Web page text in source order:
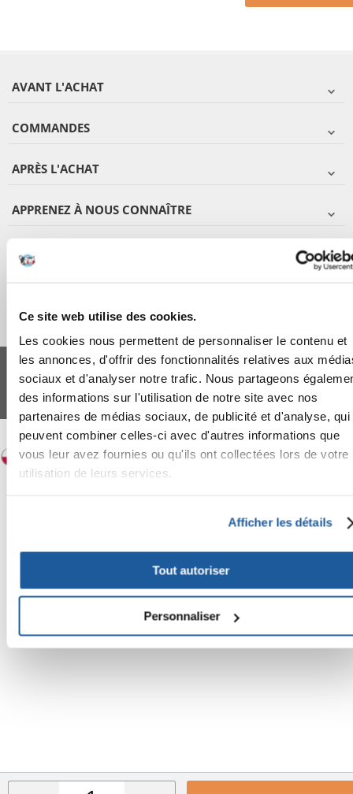
Ce site web utilise des cookies.
Les cookies nous permettent de personnaliser le contenu et
les annonces, d'offrir des fonctionnalités relatives aux
sociaux et d'analyser notre trafic. Nous partageons
des informations sur l'utilisation de notre site avec nos
partenaires de médias sociaux, de publicité et d'analyse, qui
peuvent combiner celles-ci avec d'autres informations que
vous leur avez fournies ou qu'ils ont collectées lors de votre
utilisation de leurs services.
Afficher les détails
Tout autoriser
Personnaliser
AVANT L'ACHAT
COMMANDES
APRÈS L'ACHAT
APPRENEZ À NOUS CONNAÎTRE
FERA 24 UG Sede legale: Blankenfelder Dorfstraße 94 15827 Blankenfelde-
Mahlow (Germania) - P.IVA DE317667035
*Tous les prix incluent la TVA / plus l'expédition
© 2024-2026 FERA 24 UG.
FERA INTERNATIONAL: